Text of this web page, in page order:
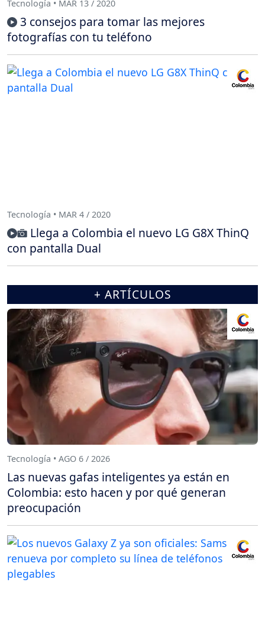
Tecnología • MAR 13 / 2020
3 consejos para tomar las mejores
fotografías con tu teléfono
Tecnología • MAR 4 / 2020
Llega a Colombia el nuevo LG G8X ThinQ
con pantalla Dual
+ ARTÍCULOS
Tecnología • AGO 6 / 2026
Las nuevas gafas inteligentes ya están en
Colombia: esto hacen y por qué generan
preocupación